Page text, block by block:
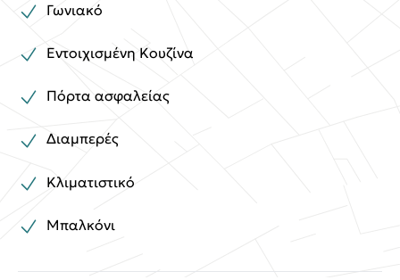
Γωνιακό
Εντοιχισμένη Κουζίνα
Πόρτα ασφαλείας
Διαμπερές
Κλιματιστικό
Μπαλκόνι